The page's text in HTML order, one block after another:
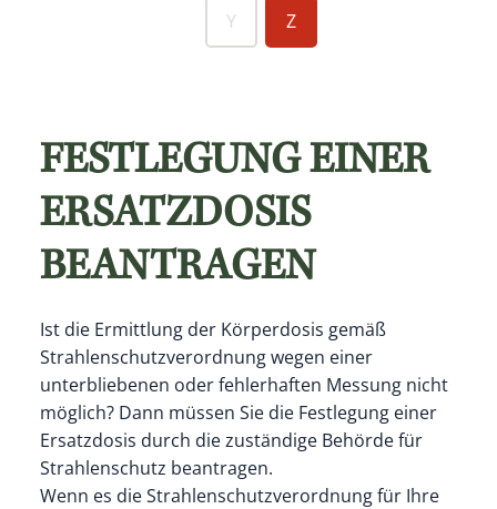
Y Z
FESTLEGUNG EINER
ERSATZDOSIS
BEANTRAGEN
Ist die Ermittlung der Körperdosis gemäß
Strahlenschutzverordnung wegen einer
unterbliebenen oder fehlerhaften Messung nicht
möglich? Dann müssen Sie die Festlegung einer
Ersatzdosis durch die zuständige Behörde für
Strahlenschutz beantragen.
Wenn es die Strahlenschutzverordnung für Ihre